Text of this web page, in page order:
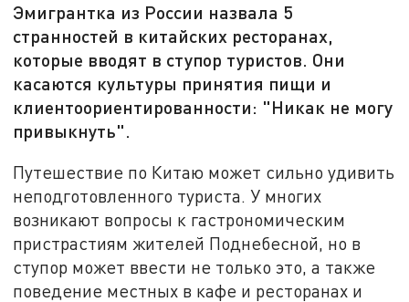
Эмигрантка из России назвала 5
cтранностей в китайских ресторанах,
которые вводят в ступор туристов. Они
касаются культуры принятия пищи и
клиентоориентированности: "Никак не могу
привыкнуть".
Путешествие по Китаю может сильно удивить
неподготовленного туриста. У многих
возникают вопросы к гастрономическим
пристрастиям жителей Поднебесной, но в
ступор может ввести не только это, а также
поведение местных в кафе и ресторанах и